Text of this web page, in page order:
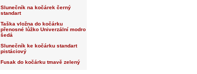
Slunečník na kočárek černý
standart
Taška vložna do kočárku
přenosné lůžko Univerzální modro
šedá
Slunečník ke kočárku standart
pistáciový
Fusak do kočárku tmavě zelený